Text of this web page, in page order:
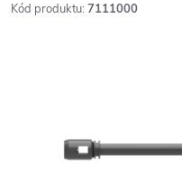
Kód produktu: 7111000